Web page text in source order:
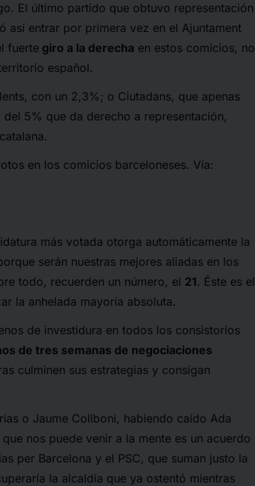
El último partido que obtuvo representación
así entrar por primera vez en el Ajuntament
fuerte giro a la derecha en estos comicios, no
español.
con un 2,3%; o Ciutadans, que apenas
5% que da derecho a representación,
en los comicios barceloneses. Vía:
más votada otorga automáticamente la
serán nuestras mejores aliadas en los
todo, recuerden un número, el 21. Éste es el
la anhelada mayoría absoluta.
de investidura en todos los consistorios
de tres semanas de negociaciones
culminen sus estrategias y consigan
o Jaume Collboni, habiendo caído Ada
nos puede venir a la mente es un acuerdo
per Barcelona y el PSC, que suman justo la
la alcaldía que ya ostentó mientras